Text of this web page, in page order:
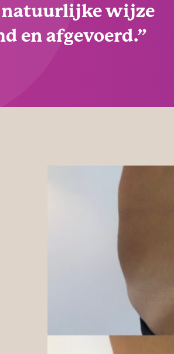
natuurlijke wijze
en afgevoerd.”